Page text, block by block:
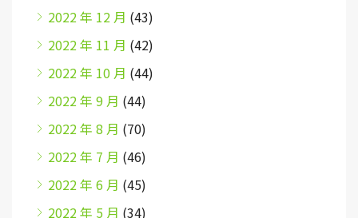
2022 年 12 月 (43)
2022 年 11 月 (42)
2022 年 10 月 (44)
2022 年 9 月 (44)
2022 年 8 月 (70)
2022 年 7 月 (46)
2022 年 6 月 (45)
2022 年 5 月 (34)